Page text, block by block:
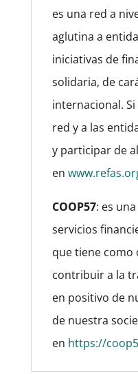
es una red a
aglutina a
iniciativas de
solidaria, de
internacional.
red y a las
y participar de
en
COOP57: es
servicios
que tiene como
contribuir a la
en positivo de
de nuestra
en https://